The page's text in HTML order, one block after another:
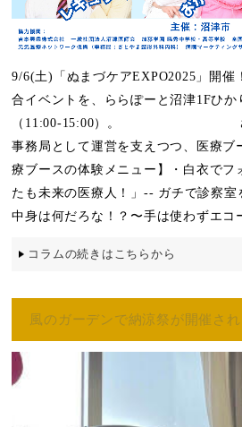
9/6(土)「ぬまづケアEXPO2025」開催
合イベントを、ららぽーと沼津1Fひか
（11:00-15:00）。 さとや
事務局として運営を支えつつ、医療ブ
療ブースの体験メニュー】・白衣でフ
たも未来の医療人！」-- ガチで診察室
中身は何だろな！？〜手は使わずエコ
コラムの続きはこちらから
風のガーデンで納涼祭が開催され